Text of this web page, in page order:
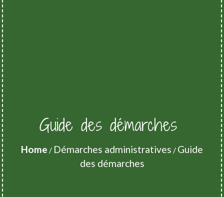
Guide des démarches
Home / Démarches administratives / Guide
des démarches